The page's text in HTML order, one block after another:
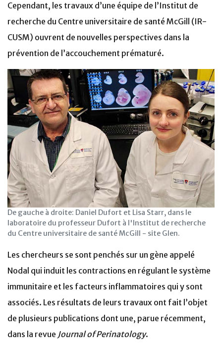
Cependant, les travaux d’une équipe de l’Institut de
recherche du Centre universitaire de santé McGill (IR-
CUSM) ouvrent de nouvelles perspectives dans la
prévention de l’accouchement prématuré.
De gauche à droite: Daniel Dufort et Lisa Starr, dans le
laboratoire du professeur Dufort à l'Institut de recherche
du Centre universitaire de santé McGill - site Glen.
Les chercheurs se sont penchés sur un gène appelé
Nodal qui induit les contractions en régulant le système
immunitaire et les facteurs inflammatoires qui y sont
associés. Les résultats de leurs travaux ont fait l’objet
de plusieurs publications dont une, parue récemment,
dans la revue Journal of Perinatology.